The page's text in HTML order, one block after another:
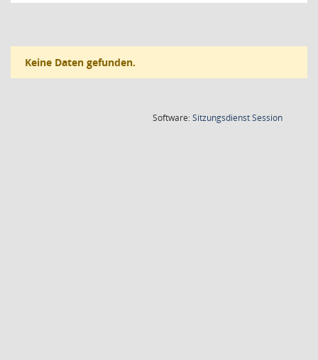
Keine Daten gefunden.
Software:SitzungsdienstSession(Wird in